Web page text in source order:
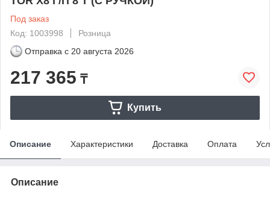
Под заказ
Код: 1003998
Розница
Отправка с 20 августа 2026
217 365 ₸
Купить
Описание Характеристики Доставка Оплата
Описание